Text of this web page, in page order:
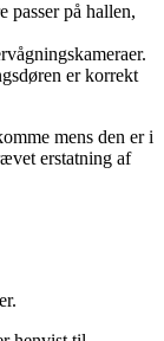
passer på hallen,
er korrekt
mens den er i
erstatning af